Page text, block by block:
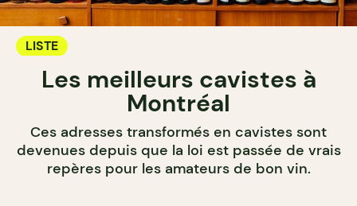
LISTE
Les meilleurs cavistes à
Montréal
Ces adresses transformés en cavistes sont
devenues depuis que la loi est passée de vrais
repères pour les amateurs de bon vin.